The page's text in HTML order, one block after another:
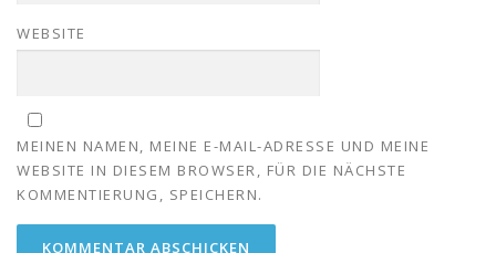
WEBSITE
MEINEN NAMEN, MEINE E-MAIL-ADRESSE UND MEINE
WEBSITE IN DIESEM BROWSER, FÜR DIE NÄCHSTE
KOMMENTIERUNG, SPEICHERN.